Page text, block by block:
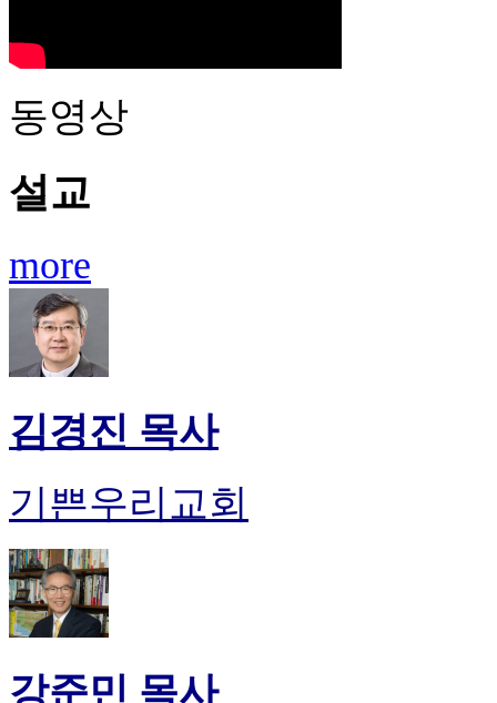
동영상
설교
more
김경진 목사
기쁜우리교회
강준민 목사